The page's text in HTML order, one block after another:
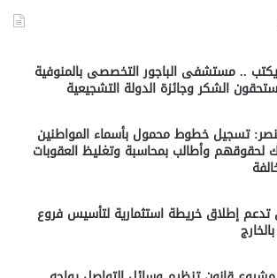
.. مستشفى الباجور التخصصى بالمنوفية
الشكر وجائزة الدولة التشجيعية
تسجيل خطوط محمول بأسماء المواطنين
لحقوقهم وأطالب بمحاسبة وتغليظ العقوبات
تدعم إطلاق خريطة استثمارية لتأسيس فروع